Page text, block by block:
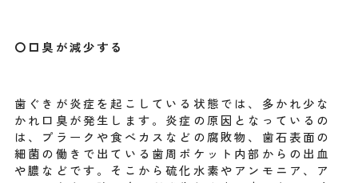
〇口臭が減少する
歯ぐきが炎症を起こしている状態では、多かれ少な
かれ口臭が発生します。炎症の原因となっているの
は、プラークや食べカスなどの腐敗物、歯石表面の
細菌の働きで出ている歯周ポケット内部からの出血
や膿などです。そこから硫化水素やアンモニア、ア